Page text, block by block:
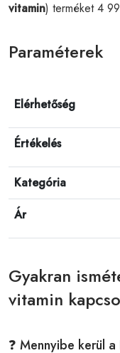
vitamin) terméket 4
Paraméterek
Elérhetőség
Értékelés
Kategória
Ár
Gyakran
vitamin
❓ Mennyibe kerül